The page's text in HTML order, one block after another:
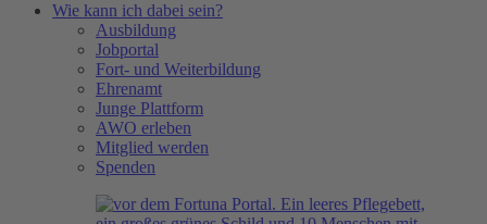
Wie kann ich dabei sein?
Ausbildung
Jobportal
Fort- und Weiterbildung
Ehrenamt
Junge Plattform
AWO erleben
Mitglied werden
Spenden